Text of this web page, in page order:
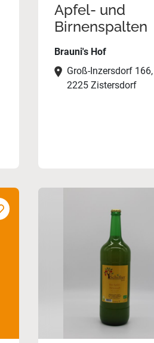
Apfel- und
Birnenspalten
Brauni's Hof
Groß-Inzersdorf 166,
2225 Zistersdorf